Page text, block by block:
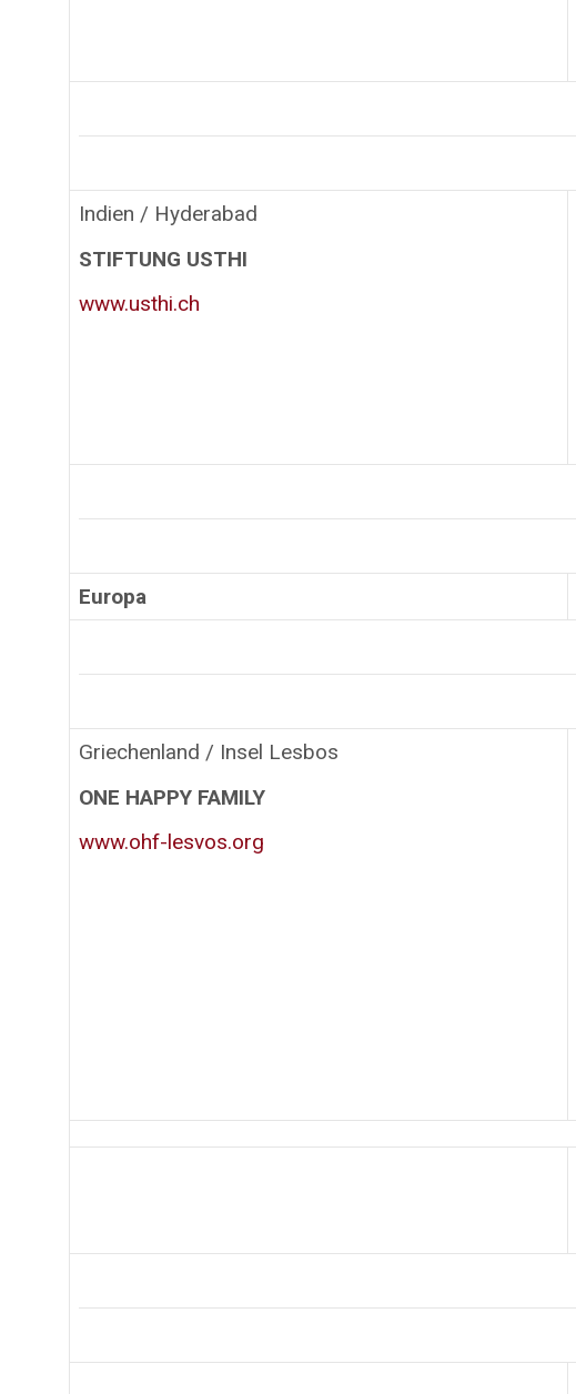
Indien / Hyderabad
STIFTUNG USTHI
www.usthi.ch
Europa
Griechenland / Insel Lesbos
ONE HAPPY FAMILY
www.ohf-lesvos.org